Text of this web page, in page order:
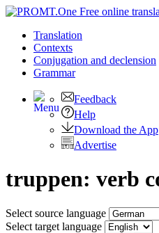
Translation
Contexts
Conjugation and declension
Grammar
Feedback
Help
Download the App
Advertise
truppen: verb
Select source language
Select target language